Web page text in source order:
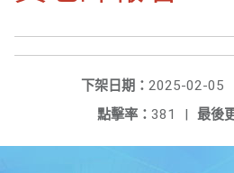
下架日期： 2025-02-05
最後
點擊率： 381 |